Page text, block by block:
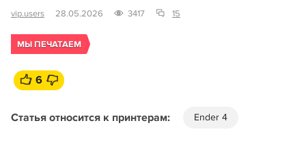
vip.users 28.05.2026 3417 15
МЫ ПЕЧАТАЕМ
6
Статья относится к принтерам: Ender 4